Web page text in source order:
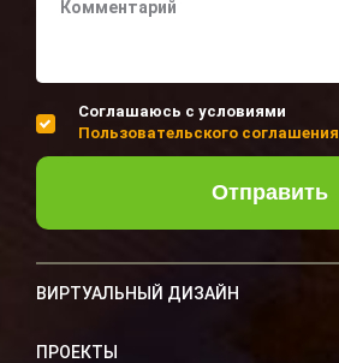
Соглашаюсь с условиями
Пользовательского соглашения
Отправить
ВИРТУАЛЬНЫЙ ДИЗАЙН
ПРОЕКТЫ